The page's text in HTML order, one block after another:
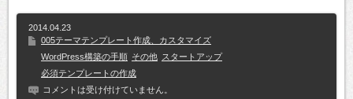
2014.04.23
005テーマテンプレート作成、カスタマイズ
WordPress構築の手順 その他 スタートアップ
必須テンプレートの作成
コメントは受け付けていません。